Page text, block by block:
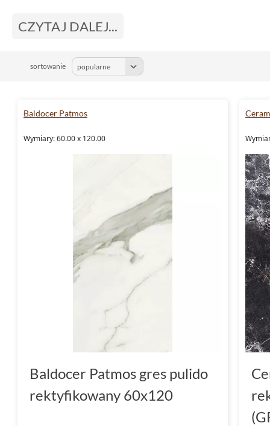
CZYTAJ DALEJ...
sortowanie
Baldocer Patmos
Wymiary: 60.00 x 120.00
Baldocer Patmos gres pulido
rektyfikowany 60x120